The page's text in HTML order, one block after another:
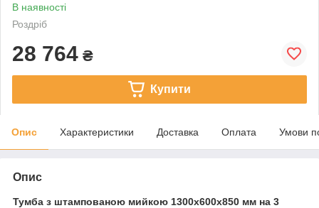
В наявності
Роздріб
28 764 ₴
Купити
Опис Характеристики Доставка Оплата Умови
Опис
Тумба з штампованою мийкою 1300х600х850 мм на 3